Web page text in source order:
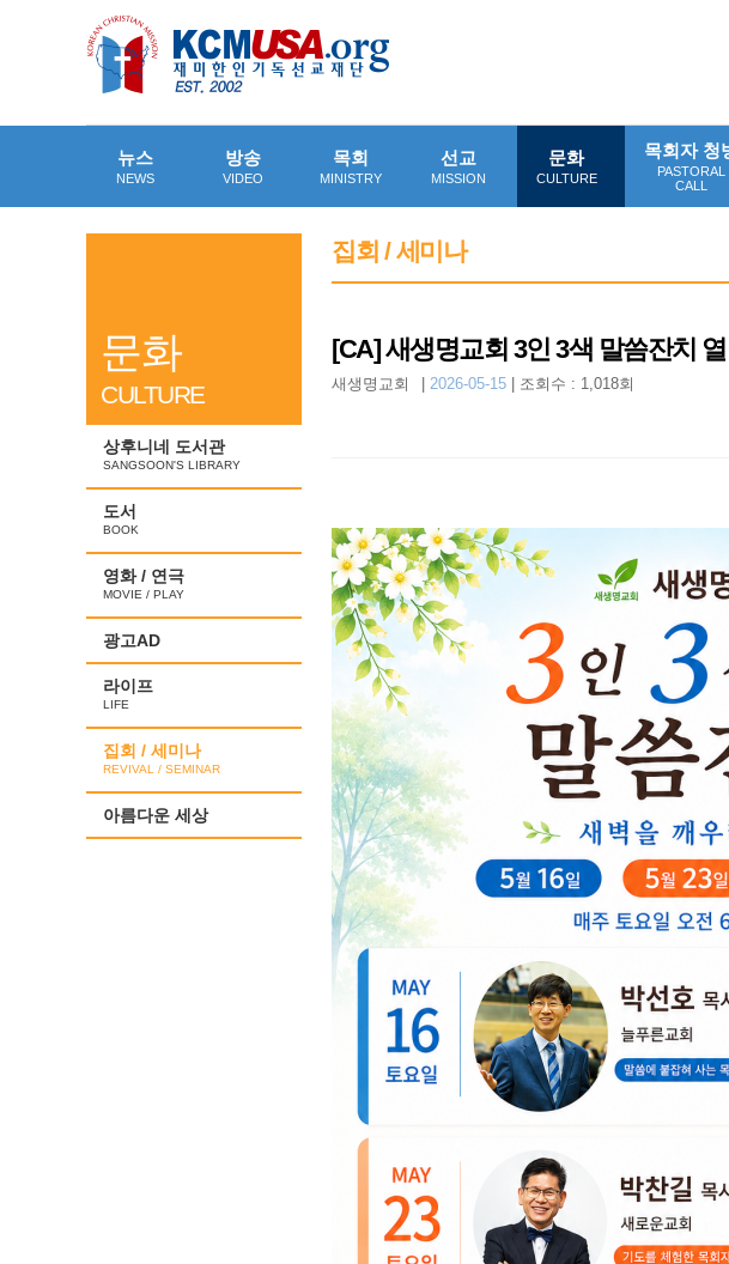
뉴스
NEWS
방송
VIDEO
목회
MINISTRY
선교
MISSION
문화
CULTURE
목회자 청
PASTORAL
CALL
문화
CULTURE
상후니네 도서관
SANGSOON'S LIBRARY
도서
BOOK
영화 / 연극
MOVIE / PLAY
광고AD
라이프
LIFE
집회 / 세미나
REVIVAL / SEMINAR
아름다운 세상
집회 / 세미나
[CA] 새생명교회 3인 3색 말씀잔치
새생명교회 2026-05-15 조회수 : 1,018회